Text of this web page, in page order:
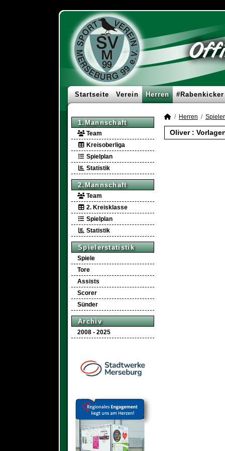
Startseite Verein Herren #Rabenkicker
1.Mannschaft
Team
Kreisoberliga
Spielplan
Statistik
2.Mannschaft
Team
2. Kreisklasse
Spielplan
Statistik
Spielerstatistik
Spiele
Tore
Assists
Scorer
Sünder
Archiv
2008 - 2025
Herren
Oliver :